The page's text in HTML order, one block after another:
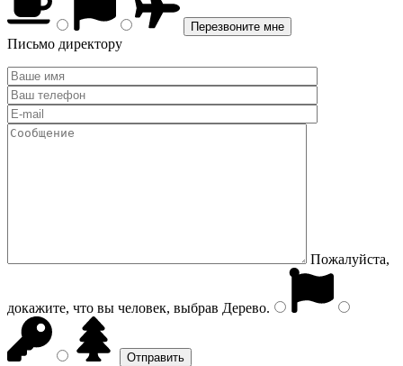
Письмо директору
Пожалуйста,
докажите, что вы человек, выбрав Дерево.